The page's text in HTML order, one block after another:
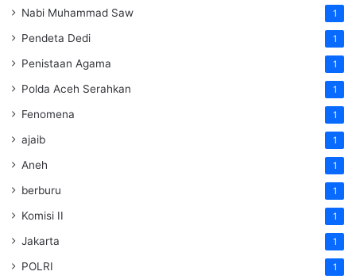
Nabi Muhammad Saw 1
Pendeta Dedi 1
Penistaan Agama 1
Polda Aceh Serahkan 1
Fenomena 1
ajaib 1
Aneh 1
berburu 1
Komisi II 1
Jakarta 1
POLRI 1